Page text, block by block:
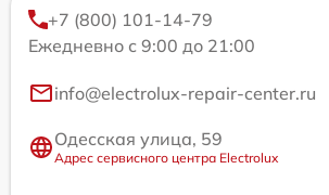
+7 (800) 101-14-79
Ежедневно с 9:00 до 21:00
info@electrolux-repair-center.ru
Одесская улица, 59
Адрес сервисного центра Electrolux